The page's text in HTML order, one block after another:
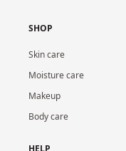
SHOP
Skin care
Moisture care
Makeup
Body care
HELP